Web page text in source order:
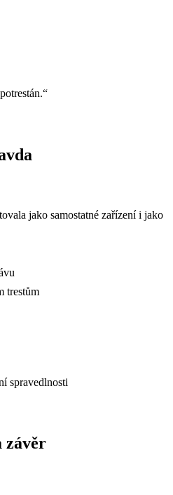
jako samostatné zařízení i jako
trestům
spravedlnosti
závěr